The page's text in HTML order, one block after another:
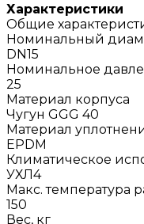
Характеристики
Общие
Номинальный
DN15
Номинальное
25
Материал корпуса
Чугун GGG 40
Материал
EPDM
Климатическое
УХЛ4
Макс. температура
150
Вес, кг